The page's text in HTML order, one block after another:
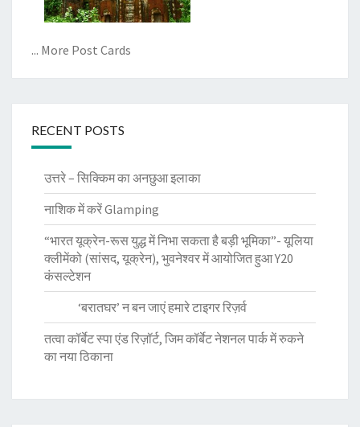
... More Post Cards
RECENT POSTS
उत्तरे – सिक्किम का अनछुआ इलाका
नाशिक में करें Glamping
“भारत यूक्रेन-रूस युद्ध में निभा सकता है बड़ी भूमिका”- यूलिया
क्लीमेंको (सांसद, यूक्रेन), भुवनेश्वर में आयोजित हुआ Y20
कंसल्टेशन
‘बरातघर’ न बन जाएं हमारे टाइगर रिज़र्व
तत्वा कॉर्बेट स्पा एंड रिज़ॉर्ट, जिम कॉर्बेट नेशनल पार्क में रुकने
का नया ठिकाना